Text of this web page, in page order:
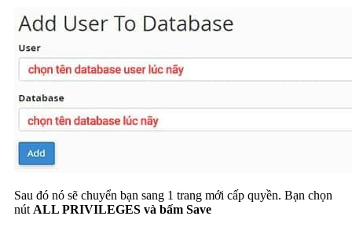
Sau đó nó sẽ chuyển bạn sang 1 trang mới cấp quyền. Bạn chọn
nút ALL PRIVILEGES và bấm Save